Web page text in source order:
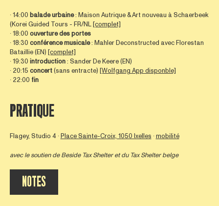
NOTES
∙ 14:00 balade urbaine: Maison Autrique & Art nouveau à Schaerbeek
(Korei Guided Tours - FR/NL[complet]
∙ 18:00 ouverture des portes
∙ 18:30 conférence musicale: Mahler Deconstructed avec Florestan
Bataillie (EN) [complet]
∙ 19:30 introduction: Sander De Keere (EN)
∙ 20:15 concert(sans entracte) [Wolfgang App disponble]
∙ 22:00 fin
PRATIQUE
Flagey, Studio 4 ∙Place Sainte-Croix, 1050 Ixelles ∙mobilité
avec le soutien deBeside Tax Shelteret du Tax Shelter belge